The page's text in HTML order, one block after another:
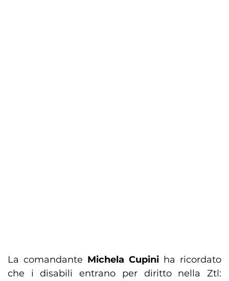
La comandante Michela Cupini ha ricordato
che i disabili entrano per diritto nella Ztl: